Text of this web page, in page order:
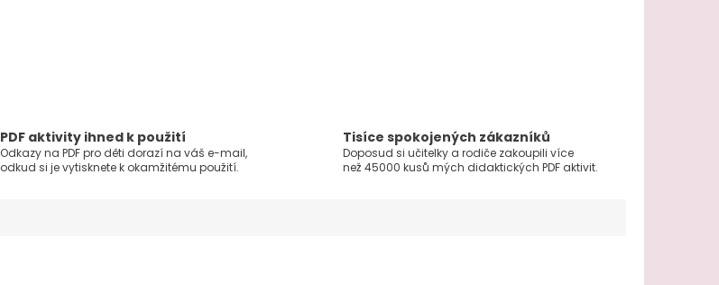
PDF aktivity ihned k použití
Odkazy na PDF pro děti dorazí na váš e-mail,
odkud si je vytisknete k okamžitému použití.
Tisíce spokojených zákazníků
Doposud si učitelky a rodiče zakoupili více
než 45000 kusů mých didaktických PDF aktivit.